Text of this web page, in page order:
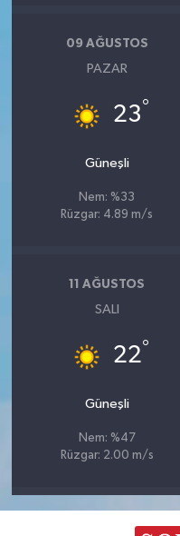
09 AĞUSTOS
PAZAR
23°
Güneşli
Nem: %33
Rüzgar: 4.89 m/s
11 AĞUSTOS
SALI
22°
Güneşli
Nem: %47
Rüzgar: 2.00 m/s